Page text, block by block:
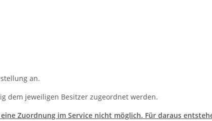
an.
dem jeweiligen Besitzer zugeordnet werden.
Zuordnung im Service nicht möglich. Für daraus